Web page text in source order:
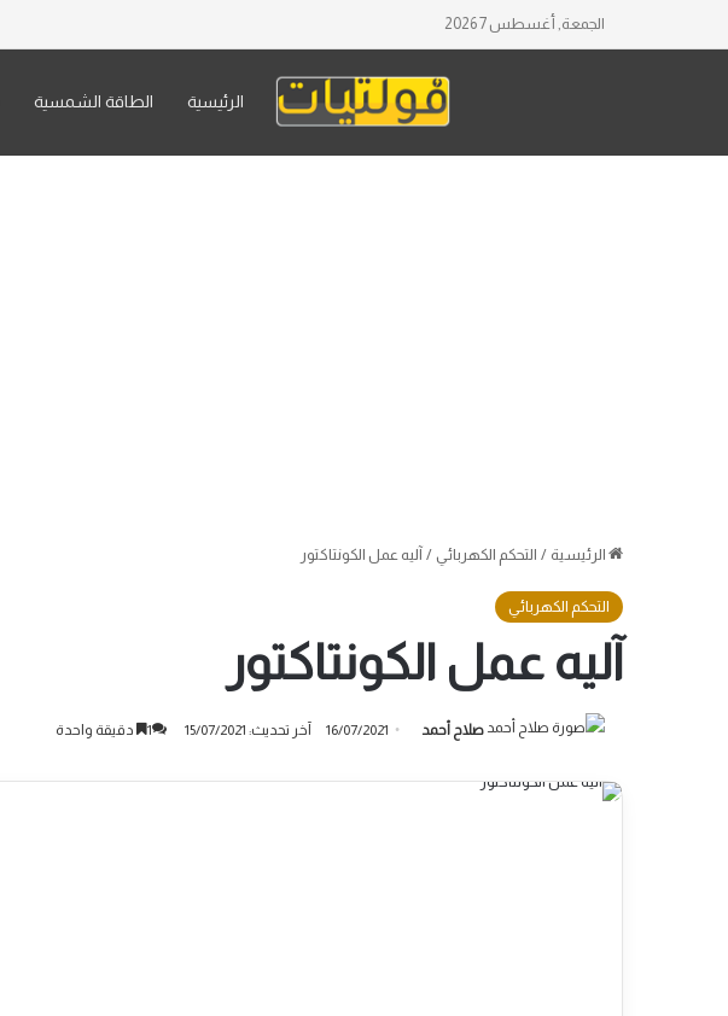
الجمعة, أغسطس 7 2026
الرئيسية الطاقة الشمسية
الرئيسية / التحكم الكهربائي / آليه عمل الكونتاكتور
التحكم الكهربائي
آليه عمل الكونتاكتور
صلاح أحمد 16/07/2021 آخر تحديث: 15/07/2021 1 دقيقة واحدة